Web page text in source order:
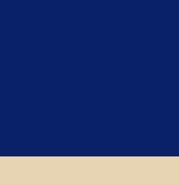
kalkmat overflade der har sit helt
til møbler og bolig accessories. Vi
småmøbler fra
en havebænk eller urtepotter der
vandfortyndbar, miljøvenlig
af gamle kalkmalinger fra 1400-